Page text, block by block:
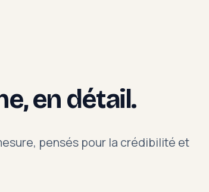
, en détail.
pensés pour la crédibilité et